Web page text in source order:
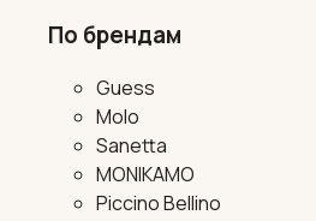
По брендам
Guess
Molo
Sanetta
MONIKAMO
Piccino Bellino